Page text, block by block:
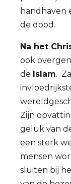
handhaven
de dood.
Na het
ook
de Islam.
Zijn
geluk van
een sterk
mensen
sluiten bij